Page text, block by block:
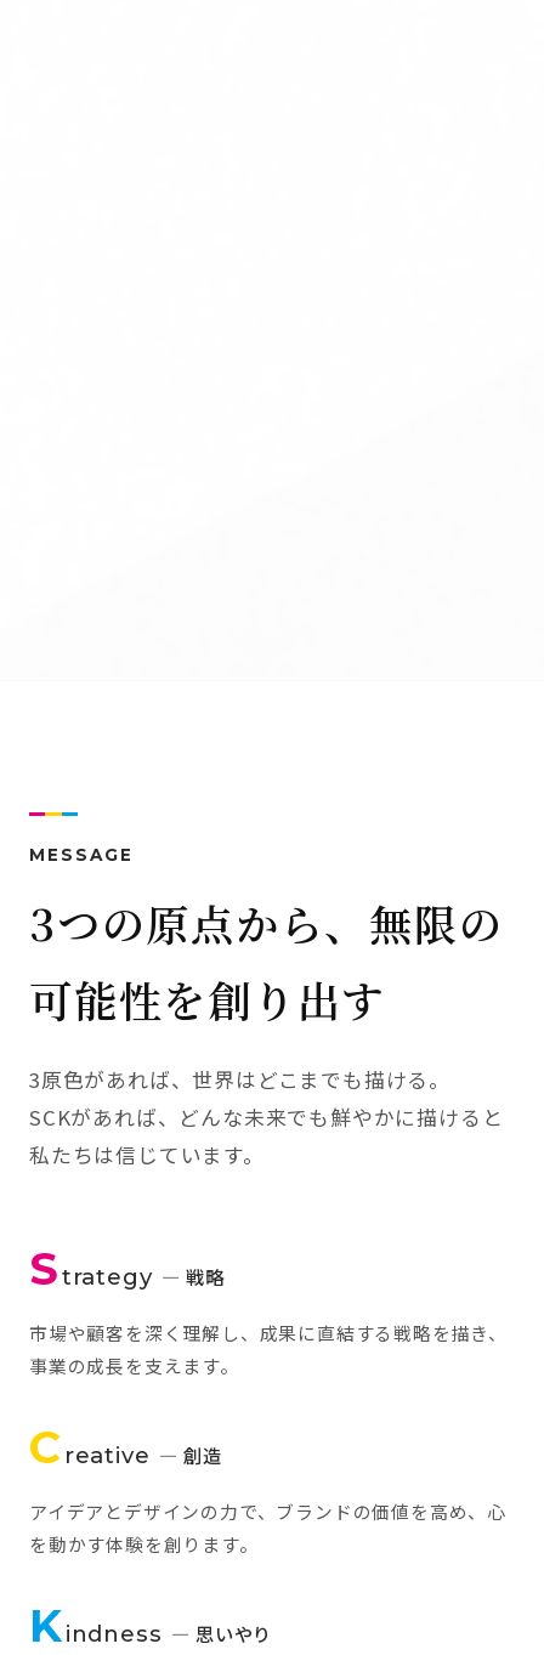
MESSAGE
3つの原点から、無限の
可能性を創り出す
3原色があれば、世界はどこまでも描ける。
SCKがあれば、どんな未来でも鮮やかに描けると
私たちは信じています。
Strategy — 戦略
市場や顧客を深く理解し、成果に直結する戦略を描き、
事業の成長を支えます。
C reative — 創造
アイデアとデザインの力で、ブランドの価値を高め、心
を動かす体験を創ります。
Kindness — 思いやり